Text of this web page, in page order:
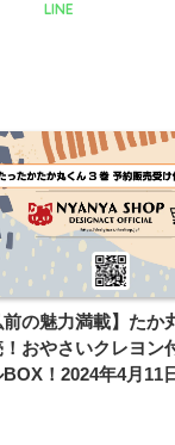
LINE
前の魅力満載】たか
おやさいクレヨン
BOX！2024年4月11